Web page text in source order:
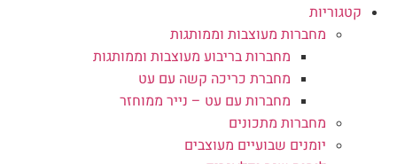
קטגוריות
מחברות מעוצבות וממותגות
מחברות בריבוע מעוצבות וממותגות
מחברת כריכה קשה עם עט
מחברות עם עט – נייר ממוחזר
מחברות מתכונים
יומנים שבועיים מעוצבים